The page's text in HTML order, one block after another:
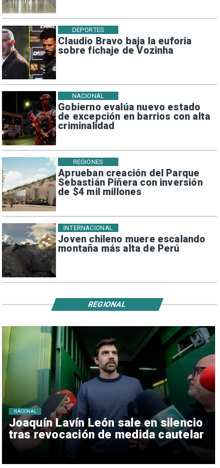
Claudio Bravo baja la euforia
sobre fichaje de Vozinha
DEPORTES
Gobierno evalúa nuevo estado
de excepción en barrios con alta
criminalidad
NACIONAL
Aprueban creación del Parque
Sebastián Piñera con inversión
de $4 mil millones
REGIONES
Joven chileno muere escalando
montaña más alta de Perú
INTERNACIONAL
Joaquín Lavín León sale en silencio
tras revocación de medida cautelar
NACIONAL
REGIONAL